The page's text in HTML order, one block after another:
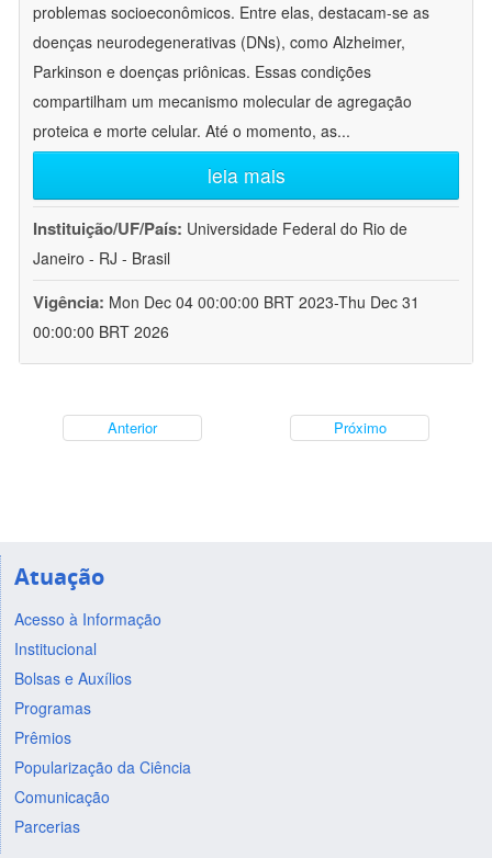
problemas socioeconômicos. Entre elas, destacam-se as
doenças neurodegenerativas (DNs), como Alzheimer,
Parkinson e doenças priônicas. Essas condições
compartilham um mecanismo molecular de agregação
proteica e morte celular. Até o momento, as...
leia mais
Instituição/UF/País: Universidade Federal do Rio de
Janeiro - RJ - Brasil
Vigência: Mon Dec 04 00:00:00 BRT 2023-Thu Dec 31
00:00:00 BRT 2026
Anterior Próximo
Atuação
Acesso à Informação
Institucional
Bolsas e Auxílios
Programas
Prêmios
Popularização da Ciência
Comunicação
Parcerias